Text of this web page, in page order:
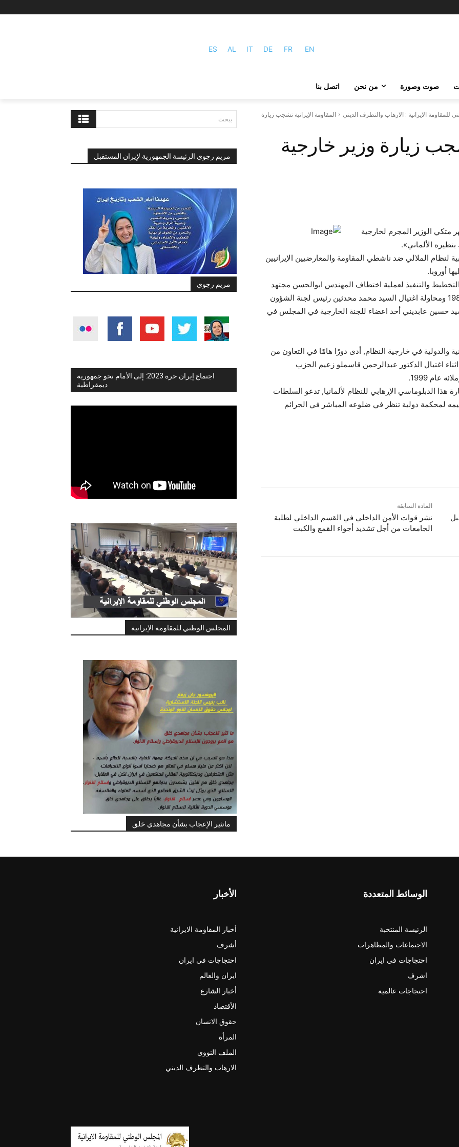
ES AL IT DE FR EN
صوت وصورة من نحن اتصل بنا
يبحث
مريم رجوي الرئيسة الجمهورية لإيران المستقبل
مريم رجوي
اجتماع إيران حرة 2023: إلى الأمام نحو جمهورية
ديمقراطية
المجلس الوطني للمقاومة الإيرانية
ماتثير الإعجاب بشأن مجاهدي خلق
للمقاومة الايرانية : الارهاب والتطرف الديني
المقاومة الإيرانية تشجب زيارة
زيارة وزير خارجية
حزيران ان منوتشهر متكي الوزير المجرم لخارجية
الألماني».
لنظام الملالي ضد ناشطي المقاومة والمعارضيين الإيرانيين
أوروبا.
والتنفيذ لعملية اختطاف المهندس ابوالحسن مجتهد
زاده أحد ناشطي المقاومة الإيرانية في تركيا عام 1989 ومحاولة اغتيال السيد محمد محدثين رئيس لجنة الشؤون
حسين عابديني أحد اعضاء للجنة الخارجية في المجلس في
والدولية في خارجية النظام, أدى دورًا هامًا في التعاون من
اغتيال الدكتور عبدالرحمن قاسملو زعيم الحزب
عام 1999.
هذا الدبلوماسي الإرهابي للنظام لألمانيا, تدعو السلطات
لمحكمة دولية تنظر في ضلوعه المباشر في الجرائم
المادة السابقة
نشر قوات الأمن الداخلي في القسم الداخلي لطلبة
الجامعات من أجل تشديد أجواء القمع والكبت
الأخبار
أخبار المقاومة الايرانية
أشرف
احتجاجات في ايران
ايران والعالم
أخبار الشارع
الأقتصاد
حقوق الانسان
المرأة
الملف النووي
الارهاب والتطرف الديني
الوسائط المتعددة
الرئيسة المنتخبة
الاجتماعات والمظاهرات
احتجاجات في ايران
اشرف
احتجاجات عالمية